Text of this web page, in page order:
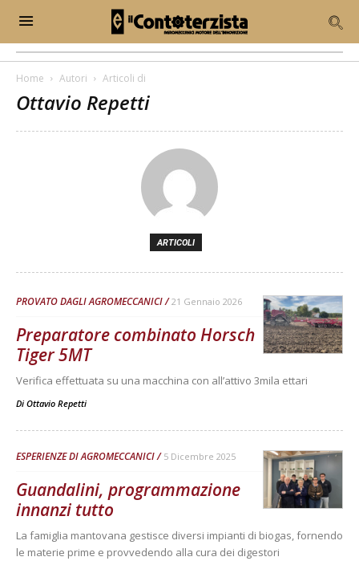
Home Autori Articoli di
Ottavio Repetti
ARTICOLI
PROVATO DAGLI AGROMECCANICI 21 Gennaio 2026
Preparatore combinato Horsch
Tiger 5MT
Verifica effettuata su una macchina con all’attivo 3mila ettari
Di Ottavio Repetti
ESPERIENZE DI AGROMECCANICI 5 Dicembre 2025
Guandalini, programmazione
innanzi tutto
La famiglia mantovana gestisce diversi impianti di biogas, fornendo
le materie prime e provvedendo alla cura dei digestori